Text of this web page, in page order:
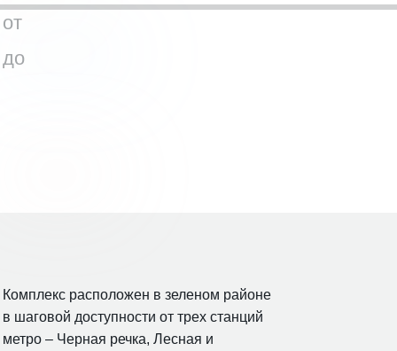
от
до
Комплекс расположен в зеленом районе
в шаговой доступности от трех станций
метро – Черная речка, Лесная и